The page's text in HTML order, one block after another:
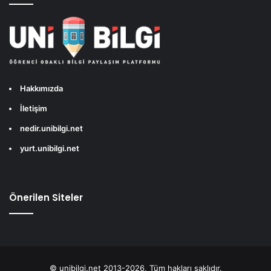
Hakkımızda
İletişim
nedir.unibilgi.net
yurt.unibilgi.net
Önerilen Siteler
© unibilgi.net 2013-2026, Tüm hakları saklıdır.